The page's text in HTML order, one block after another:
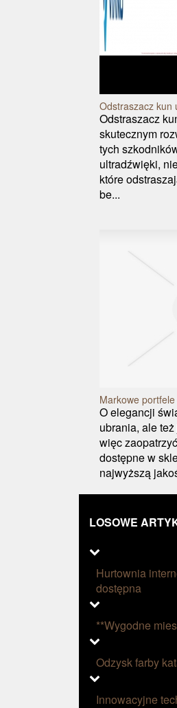
Odstraszacz kun
Odstraszacz
skutecznym
tych
ultradźwięki,
które
be...
Markowe
O elegancji
ubrania, ale
więc
dostępne w
najwyższą
LOSOWE
Hurtownia
dostępna
**Wygodne
Odzysk farby
Innowacyjne